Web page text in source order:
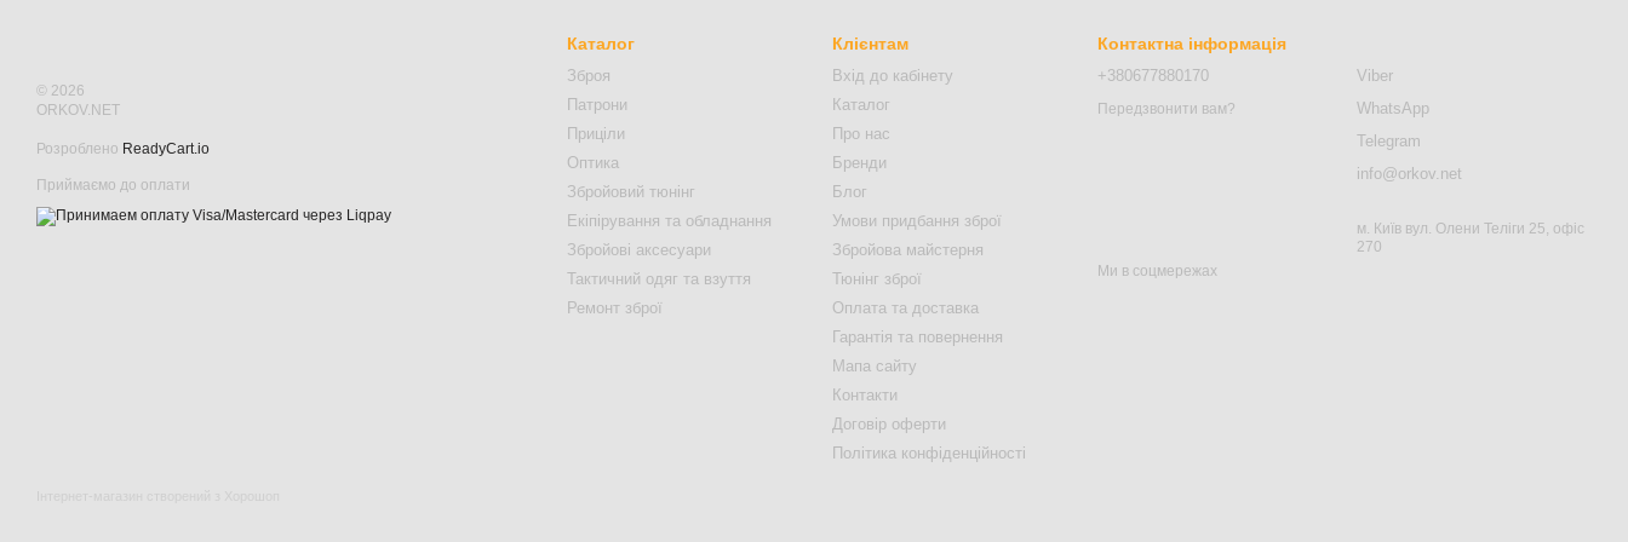
© 2026
ORKOV.NET
Розроблено ReadyCart.io
Приймаємо до оплати
Каталог
Зброя
Патрони
Приціли
Оптика
Збройовий тюнінг
Екіпірування та обладнання
Збройові аксесуари
Тактичний одяг та взуття
Ремонт зброї
Клієнтам
Вхід до кабінету
Каталог
Про нас
Бренди
Блог
Умови придбання зброї
Збройова майстерня
Тюнінг зброї
Оплата та доставка
Гарантія та повернення
Мапа сайту
Контакти
Договір оферти
Політика конфіденційності
Контактна інформація
+380677880170
Передзвонити вам?
Viber
WhatsApp
Telegram
info@orkov.net
м. Київ вул. Олени Теліги 25, офіс
270
Ми в соцмережах